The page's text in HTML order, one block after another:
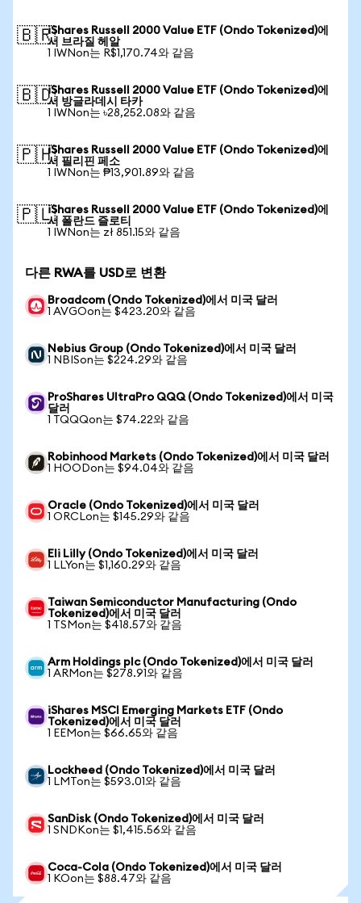
🇧🇷iShares Russell 2000 Value ETF (Ondo Tokenized)에
서 브라질 헤알
1 IWNon는 R$1,170.74와 같음
🇧🇩iShares Russell 2000 Value ETF (Ondo Tokenized)에
서 방글라데시 타카
1 IWNon는 ৳28,252.08와 같음
🇵🇭iShares Russell 2000 Value ETF (Ondo Tokenized)에
서 필리핀 페소
1 IWNon는 ₱13,901.89와 같음
🇵🇱iShares Russell 2000 Value ETF (Ondo Tokenized)에
서 폴란드 즐로티
1 IWNon는 zł 851.15와 같음
다른 RWA를 USD로 변환
Broadcom (Ondo Tokenized)에서 미국 달러
1 AVGOon는 $423.20와 같음
Nebius Group (Ondo Tokenized)에서 미국 달러
1 NBISon는 $224.29와 같음
ProShares UltraPro QQQ (Ondo Tokenized)에서 미국
달러
1 TQQQon는 $74.22와 같음
Robinhood Markets (Ondo Tokenized)에서 미국 달러
1 HOODon는 $94.04와 같음
Oracle (Ondo Tokenized)에서 미국 달러
1 ORCLon는 $145.29와 같음
Eli Lilly (Ondo Tokenized)에서 미국 달러
1 LLYon는 $1,160.29와 같음
Taiwan Semiconductor Manufacturing (Ondo
Tokenized)에서 미국 달러
1 TSMon는 $418.57와 같음
Arm Holdings plc (Ondo Tokenized)에서 미국 달러
1 ARMon는 $278.91와 같음
iShares MSCI Emerging Markets ETF (Ondo
Tokenized)에서 미국 달러
1 EEMon는 $66.65와 같음
Lockheed (Ondo Tokenized)에서 미국 달러
1 LMTon는 $593.01와 같음
SanDisk (Ondo Tokenized)에서 미국 달러
1 SNDKon는 $1,415.56와 같음
Coca-Cola (Ondo Tokenized)에서 미국 달러
1 KOon는 $88.47와 같음